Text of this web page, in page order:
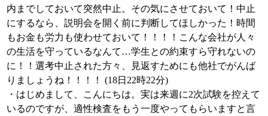
内までしておいて突然中止。その気にさせておいて！中止
にするなら、説明会を開く前に判断してほしかった！時間
もお金も労力も使わせておいて！！！！こんな会社が人々
の生活を守っているなんて…学生との約束すら守れないの
に！！選考中止された方々、見返すためにも他社でがんば
りましょうね！！！！ (18日22時22分)
・はじめまして、こんにちは。実は来週に2次試験を控えて
いるのですが、適性検査をもう一度やってもらいますと言